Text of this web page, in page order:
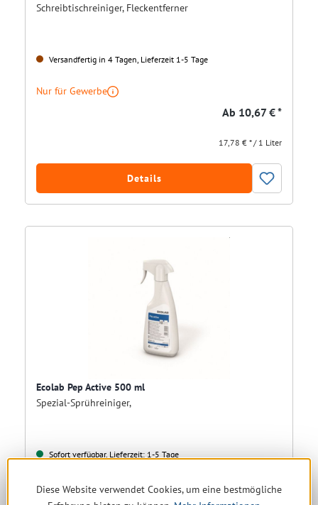
Schreibtischreiniger, Fleckentferner
Versandfertig in 4 Tagen, Lieferzeit 1-5 Tage
Nur für Gewerbe
Ab 10,67 € *
17,78 € * / 1 Liter
Details
Ecolab Pep Active 500 ml
Spezial-Sprühreiniger,
Sofort verfügbar, Lieferzeit: 1-5 Tage
Nur für Gewerbe
Diese Website verwendet Cookies, um eine bestmögliche